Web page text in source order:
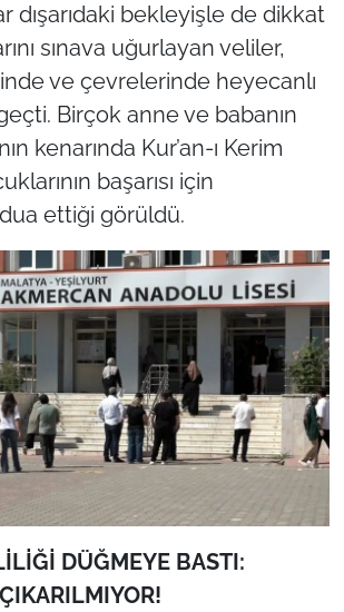
dışarıdaki bekleyişle de dikkat
sınava uğurlayan veliler,
ve çevrelerinde heyecanlı
Birçok anne ve babanın
kenarında Kur’an-ı Kerim
başarısı için
ettiği görüldü.
DÜĞMEYE BASTI: